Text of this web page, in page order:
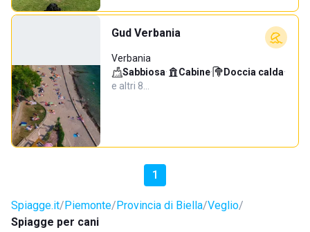
Gud Verbania
Verbania
Sabbiosa· Cabine· Doccia calda·
e altri 8…
1
Spiagge.it Piemonte Provincia di Biella Veglio
Spiagge per cani